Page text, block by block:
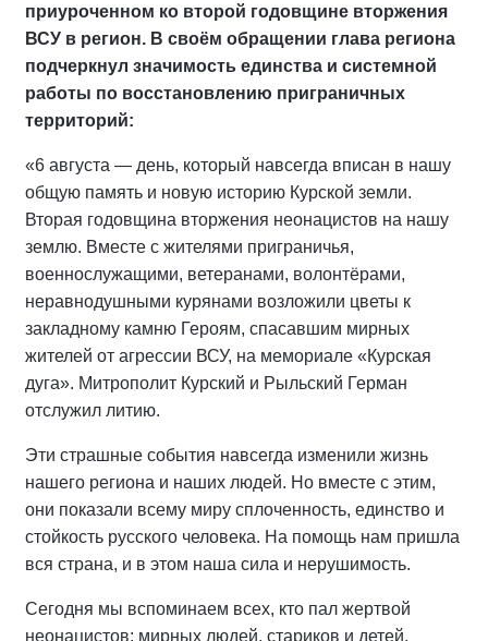
приуроченном ко второй годовщине вторжения
ВСУ в регион. В своём обращении глава региона
подчеркнул значимость единства и системной
работы по восстановлению приграничных
территорий:
«6 августа — день, который навсегда вписан в нашу
общую память и новую историю Курской земли.
Вторая годовщина вторжения неонацистов на нашу
землю. Вместе с жителями приграничья,
военнослужащими, ветеранами, волонтёрами,
неравнодушными курянами возложили цветы к
закладному камню Героям, спасавшим мирных
жителей от агрессии ВСУ, на мемориале «Курская
дуга». Митрополит Курский и Рыльский Герман
отслужил литию.
Эти страшные события навсегда изменили жизнь
нашего региона и наших людей. Но вместе с этим,
они показали всему миру сплоченность, единство и
стойкость русского человека. На помощь нам пришла
вся страна, и в этом наша сила и нерушимость.
Сегодня мы вспоминаем всех, кто пал жертвой
неонацистов: мирных людей, стариков и детей,